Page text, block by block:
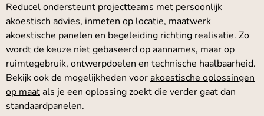
Reducel ondersteunt projectteams met persoonlijk
akoestisch advies, inmeten op locatie, maatwerk
akoestische panelen en begeleiding richting realisatie. Zo
wordt de keuze niet gebaseerd op aannames, maar op
ruimtegebruik, ontwerpdoelen en technische haalbaarheid.
Bekijk ook de mogelijkheden voor akoestische oplossingen
op maat als je een oplossing zoekt die verder gaat dan
standaardpanelen.